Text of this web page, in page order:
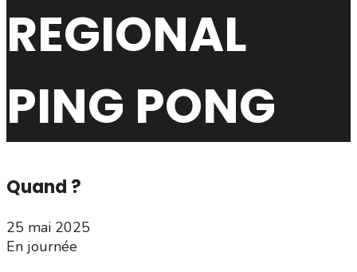
REGIONAL
PING PONG
Quand ?
25 mai 2025
En journée